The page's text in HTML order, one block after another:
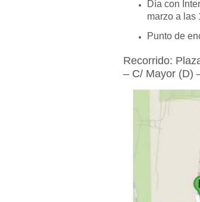
Día con
marzo a las
Punto de
Recorrido:
– C/ Mayor (D)